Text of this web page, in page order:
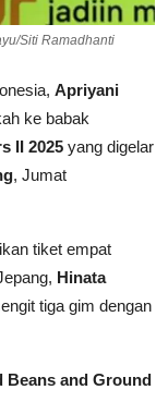
Siti Ramadhanti
Apriyani
ke babak
II 2025 yang digelar
, Jumat
tiket empat
Hinata
tiga gim dengan
Beans and Ground